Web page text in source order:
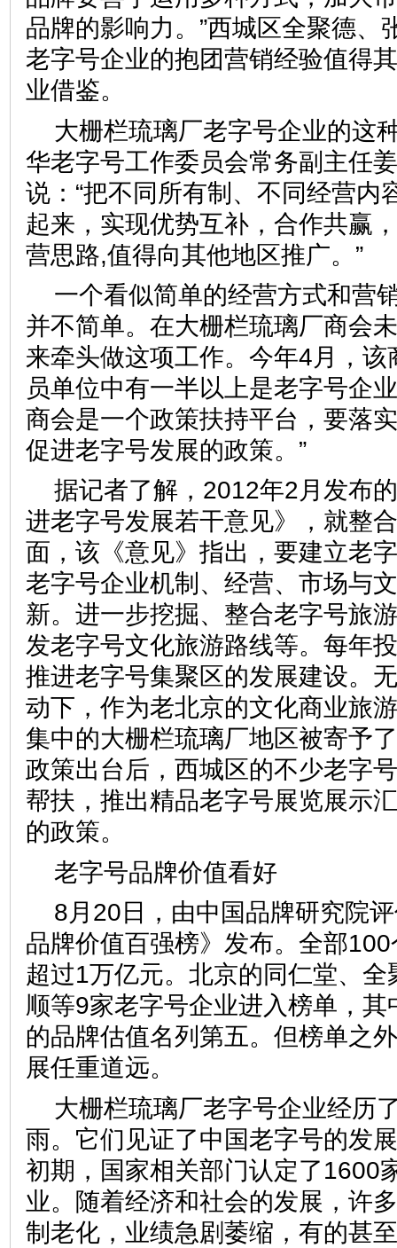
品牌的影响力。”西城区全聚德、
老字号企业的抱团营销经验值得
业借鉴。
大栅栏琉璃厂老字号企业的这
华老字号工作委员会常务副主任
说：“把不同所有制、不同经营内
起来，实现优势互补，合作共赢
营思路,值得向其他地区推广
一个看似简单的经营方式和营
并不简单。在大栅栏琉璃厂商会
来牵头做这项工作。今年4月，
员单位中有一半以上是老字号企
商会是一个政策扶持平台，要落
促进老字号发展的政策。”
据记者了解，2012年2月发布
进老字号发展若干意见》，就整
面，该《意见》指出，要建立老
老字号企业机制、经营、市场与
新。进一步挖掘、整合老字号旅
发老字号文化旅游路线等。每年
推进老字号集聚区的发展建设。
动下，作为老北京的文化商业旅
集中的大栅栏琉璃厂地区被寄予
政策出台后，西城区的不少老字
帮扶，推出精品老字号展览展示
的政策。
老字号品牌价值看好
8月20日，由中国品牌研究院
品牌价值百强榜》发布。全部
超过1万亿元。北京的同仁堂、
顺等9家老字号企业进入榜单，
的品牌估值名列第五。但榜单之
展任重道远。
大栅栏琉璃厂老字号企业经历
雨。它们见证了中国老字号的发
初期，国家相关部门认定了1600
业。随着经济和社会的发展，许
制老化，业绩急剧萎缩，有的甚